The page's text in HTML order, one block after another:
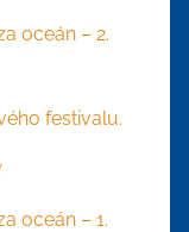
oceán – 2.
festivalu.
oceán – 1.